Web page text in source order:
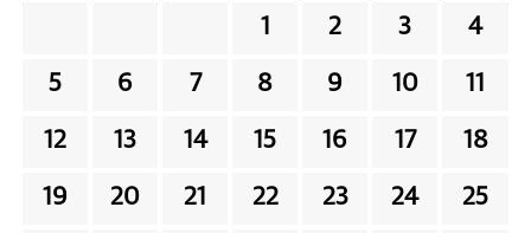
1 2 3 4
5 6 7 8 9 10 11
12 13 14 15 16 17 18
19 20 21 22 23 24 25